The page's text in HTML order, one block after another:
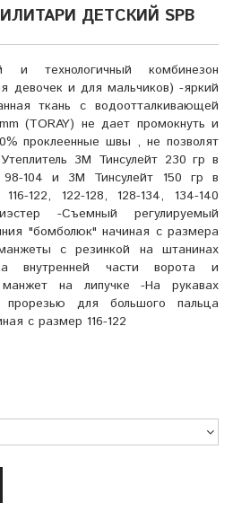
ДЕТСКИЙ SPB
и технологичный комбинезон
девочек и для мальчиков) -яркий
ткань с водоотталкивающей
(TORAY) не дает промокнуть и
проклеенные швы , не позволят
3М Тинсулейт 230 гр в
104 и 3М Тинсулейт 150 гр в
116-122, 122-128, 128-134, 134-140
-Съемный регулируемый
"бомболюк" начиная с размера
с резинкой на штанинах
внутренней части ворота и
манжет на липучке -На рукавах
для большого пальца
с размер 116-122